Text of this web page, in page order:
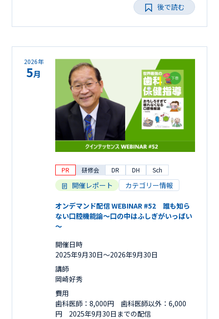
後で読む
2026年
5月
PR 研修会 DR DH Sch
開催レポート カテゴリー情報
オンデマンド配信 WEBINAR #52 誰も知ら
ない口腔機能論～口の中はふしぎがいっぱい
～
開催日時
2025年9月30日〜2026年9月30日
講師
岡崎好秀
費用
歯科医師：8,000円 歯科医師以外：6,000
円 2025年9月30日までの配信